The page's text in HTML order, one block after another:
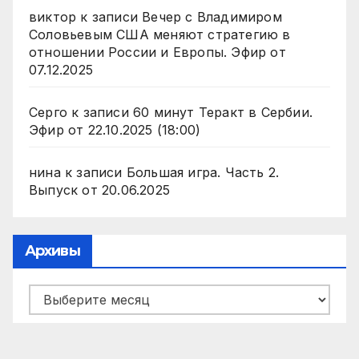
виктор к записи Вечер с Владимиром
Соловьевым США меняют стратегию в
отношении России и Европы. Эфир от
07.12.2025
Серго к записи 60 минут Теракт в Сербии.
Эфир от 22.10.2025 (18:00)
нинак записи Большая игра. Часть 2.
Выпуск от 20.06.2025
Архивы
Архивы